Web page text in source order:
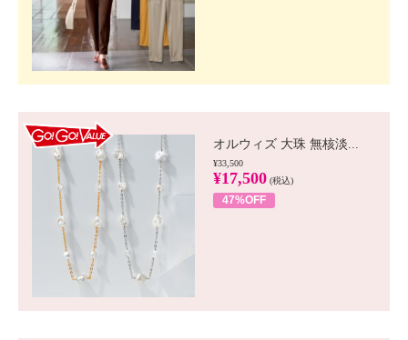
オルウィズ 大珠 無核淡...
¥33,500
¥17,500 (税込)
47%OFF